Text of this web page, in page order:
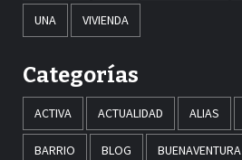
UNA VIVIENDA
Categorías
ACTIVA ACTUALIDAD ALIAS
BARRIO BLOG BUENAVENTURA